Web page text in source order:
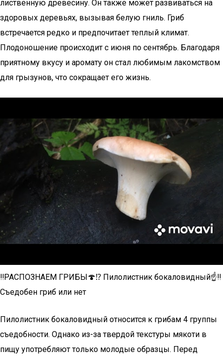
лиственную древесину. Он также может развиваться на
здоровых деревьях, вызывая белую гниль. Гриб
встречается редко и предпочитает теплый климат.
Плодоношение происходит с июня по сентябрь. Благодаря
приятному вкусу и аромату он стал любимым лакомством
для грызунов, что сокращает его жизнь.
‼️РАСПОЗНАЕМ ГРИБЫ🍄⁉️ Пилолистник бокаловидный☝‼️
Съедобен гриб или нет
Пилолистник бокаловидный относится к грибам 4 группы
съедобности. Однако из-за твердой текстуры мякоти в
пищу употребляют только молодые образцы. Перед